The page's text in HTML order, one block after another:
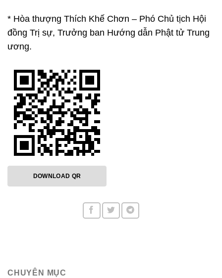
* Hòa thượng Thích Khế Chơn – Phó Chủ tịch Hội
đồng Trị sự, Trưởng ban Hướng dẫn Phật tử Trung
ương.
DOWNLOAD QR
CHUYÊN MỤC